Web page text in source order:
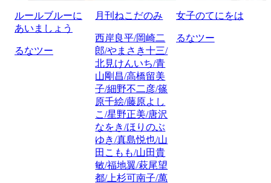
ルールブルーに
あいましょう
るなツー
月刊ねこだのみ
西岸良平/岡崎二
郎/やまさき十三/
北見けんいち/青
山剛昌/高橋留美
子/細野不二彦/篠
原千絵/藤原よし
こ/星野正美/唐沢
なをき/ほりのぶ
ゆき/真島悦也/山
田こもも/山田貴
敏/福地翼/萩尾望
都/上杉可南子/萬
女子のてにをは
るなツー